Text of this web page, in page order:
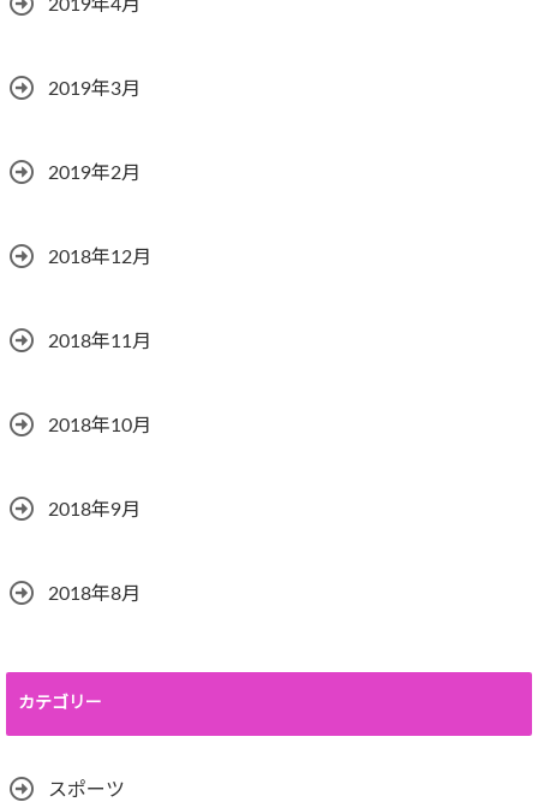
2019年4月
2019年3月
2019年2月
2018年12月
2018年11月
2018年10月
2018年9月
2018年8月
カテゴリー
スポーツ